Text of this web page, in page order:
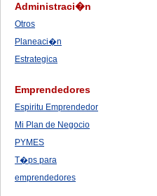
Administraci�n
Otros
Planeaci�n
Estrategica
Emprendedores
Espiritu Emprendedor
Mi Plan de Negocio
PYMES
T�ps para
emprendedores